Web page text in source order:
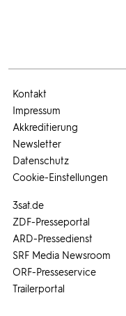
3sat.de
ZDF-Presseportal
ARD-Pressedienst
SRF Media Newsroom
ORF-Presseservice
Trailerportal
Kontakt
Impressum
Akkreditierung
Newsletter
Datenschutz
Cookie-Einstellungen